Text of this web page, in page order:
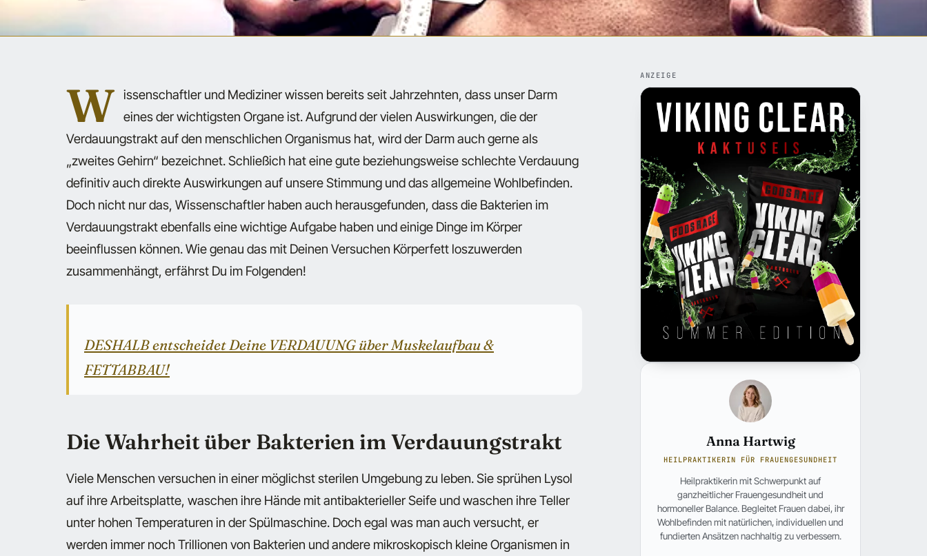
W issenschaftler und Mediziner wissen bereits seit Jahrzehnten, dass unser Darm
eines der wichtigsten Organe ist. Aufgrund der vielen Auswirkungen, die der
Verdauungstrakt auf den menschlichen Organismus hat, wird der Darm auch gerne als
„zweites Gehirn“ bezeichnet. Schließich hat eine gute beziehungsweise schlechte Verdauung
definitiv auch direkte Auswirkungen auf unsere Stimmung und das allgemeine Wohlbefinden.
Doch nicht nur das, Wissenschaftler haben auch herausgefunden, dass die Bakterien im
Verdauungstrakt ebenfalls eine wichtige Aufgabe haben und einige Dinge im Körper
beeinflussen können. Wie genau das mit Deinen Versuchen Körperfett loszuwerden
zusammenhängt, erfährst Du im Folgenden!
DESHALB entscheidet Deine VERDAUUNG über Muskelaufbau &
FETTABBAU!
Die Wahrheit über Bakterien im Verdauungstrakt
Viele Menschen versuchen in einer möglichst sterilen Umgebung zu leben. Sie sprühen Lysol
auf ihre Arbeitsplatte, waschen ihre Hände mit antibakterieller Seife und waschen ihre Teller
unter hohen Temperaturen in der Spülmaschine. Doch egal was man auch versucht, er
werden immer noch Trillionen von Bakterien und andere mikroskopisch kleine Organismen in
ANZEIGE
Anna Hartwig
HEILPRAKTIKERIN FÜR FRAUENGESUNDHEIT
Heilpraktikerin mit Schwerpunkt auf
ganzheitlicher Frauengesundheit und
hormoneller Balance. Begleitet Frauen dabei, ihr
Wohlbefinden mit natürlichen, individuellen und
fundierten Ansätzen nachhaltig zu verbessern.